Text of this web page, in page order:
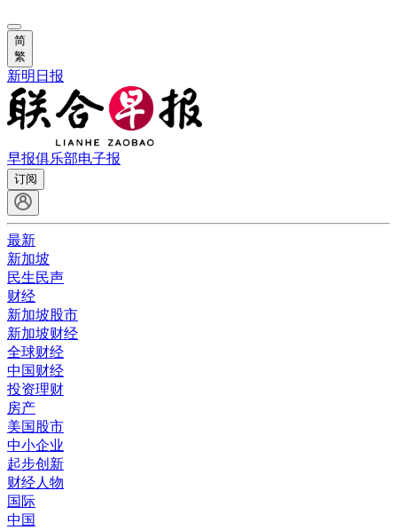
简
繁
新明日报
早报俱乐部电子报
订阅
最新
新加坡
民生民声
财经
新加坡股市
新加坡财经
全球财经
中国财经
投资理财
房产
美国股市
中小企业
起步创新
财经人物
国际
中国